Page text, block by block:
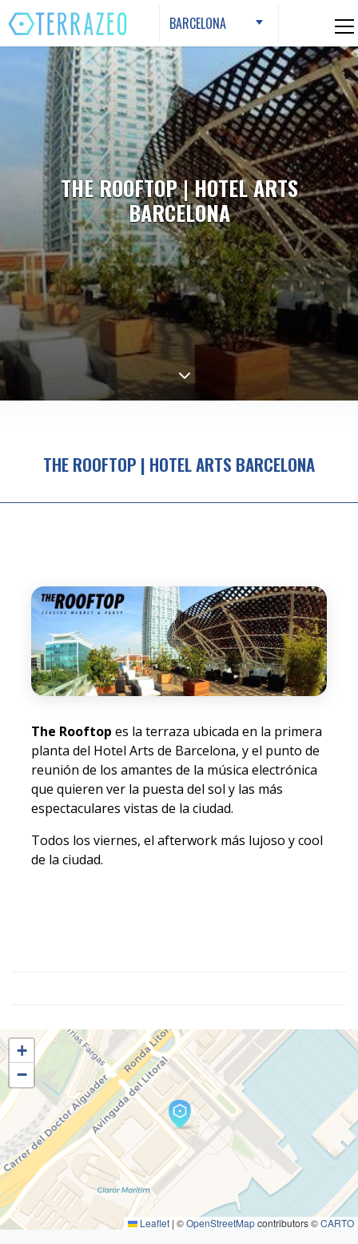
Skip
to
content
BARCELONA
THE ROOFTOP | HOTEL ARTS
BARCELONA
THE ROOFTOP | HOTEL ARTS BARCELONA
The Rooftop es la terraza ubicada en la primera
planta del Hotel Arts de Barcelona, y el punto de
reunión de los amantes de la música electrónica
que quieren ver la puesta del sol y las más
espectaculares vistas de la ciudad.
Todos los viernes, el afterwork más lujoso y cool
de la ciudad.
+
−
Leaflet | ©OpenStreetMapcontributors ©CARTO